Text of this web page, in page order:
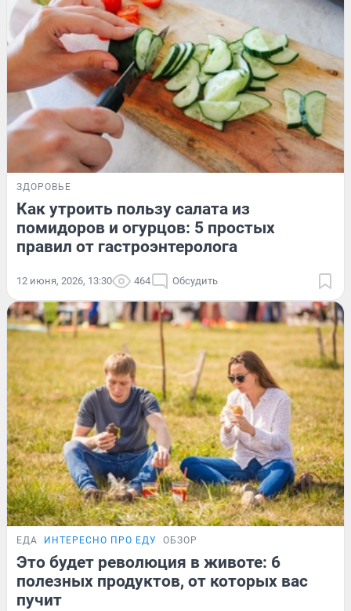
ЗДОРОВЬЕ
Как утроить пользу салата из
помидоров и огурцов: 5 простых
правил от гастроэнтеролога
12 июня, 2026, 13:30 464 Обсудить
ЕДА ИНТЕРЕСНО ПРО ЕДУ ОБЗОР
Это будет революция в животе: 6
полезных продуктов, от которых вас
пучит